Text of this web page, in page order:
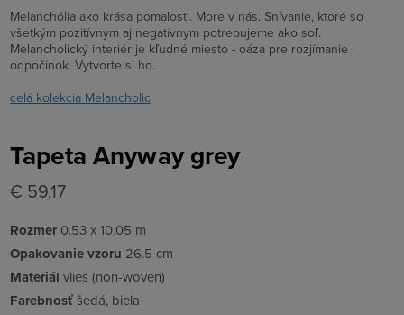
Melanchólia ako krása pomalosti. More v nás. Snívanie, ktoré so
všetkým pozitívnym aj negatívnym potrebujeme ako soľ.
Melancholický interiér je kľudné miesto - oáza pre rozjímanie i
odpočinok. Vytvorte si ho.
celá kolekcia Melancholic
Tapeta Anyway grey
€ 59,17
Rozmer 0.53 x 10.05 m
Opakovanie vzoru 26.5 cm
Materiál vlies (non-woven)
Farebnosť šedá, biela